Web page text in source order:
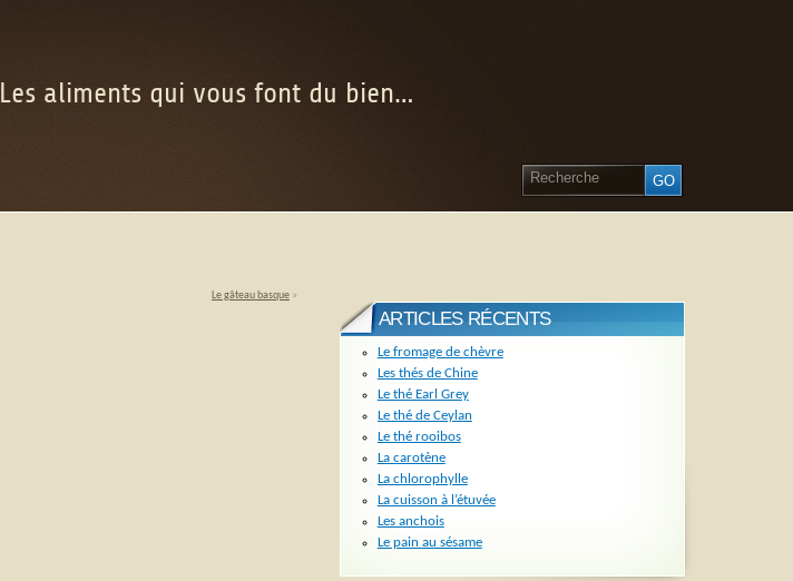
Les aliments qui vous font du bien…
Le gâteau basque »
ARTICLES RÉCENTS
Le fromage de chèvre
Les thés de Chine
Le thé Earl Grey
Le thé de Ceylan
Le thé rooibos
La carotène
La chlorophylle
La cuisson à l’étuvée
Les anchois
Le pain au sésame